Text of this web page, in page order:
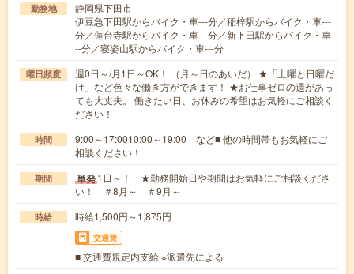
勤務地
静岡県下田市
伊豆急下田駅からバイク・車---分／稲梓駅からバイク・車---
分／蓮台寺駅からバイク・車---分／新下田駅からバイク・車-
--分／寝姿山駅からバイク・車---分
曜日頻度
週0日～/月1日～OK！ （月～日のあいだ） ★「土曜と日曜だ
け」など色々な働き方ができます！ ★お仕事ゼロの週があっ
ても大丈夫。 働きたい日、お休みの希望はお気軽にご相談く
ださい！
時間
9:00～17:0010:00～19:00 など■ 他の時間帯もお気軽にご
相談ください！
期間 単発1日～！ ★勤務開始日や期間はお気軽にご相談くださ
い！ ＃8月～ ＃9月～
時給 時給1,500円～1,875円
交通費
■ 交通費規定内支給 ※派遣先による